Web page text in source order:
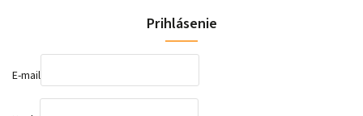
Prihlásenie
E-mail